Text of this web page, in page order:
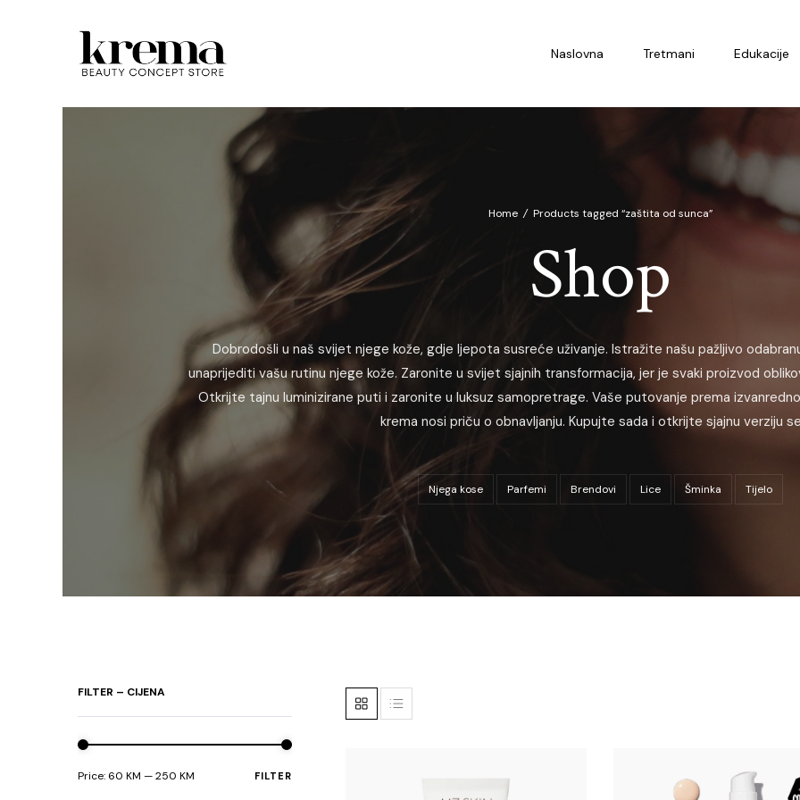
Naslovna Tretmani Edukacije
Home / Products tagged “zaštita od sunca”
Shop
Dobrodošli u naš svijet njege kože, gdje ljepota susreće uživanje. Istražite našu pažljivo
unaprijediti vašu rutinu njege kože. Zaronite u svijet sjajnih transformacija, jer je svaki proizvod
Otkrijte tajnu luminizirane puti i zaronite u luksuz samopretrage. Vaše putovanje prema
krema nosi priču o obnavljanju. Kupujte sada i otkrijte sjajnu verziju
Njega kose Parfemi Brendovi Lice Šminka Tijelo
FILTER – CIJENA
Min
Max
FILTER
Price: 60 KM —250 KM